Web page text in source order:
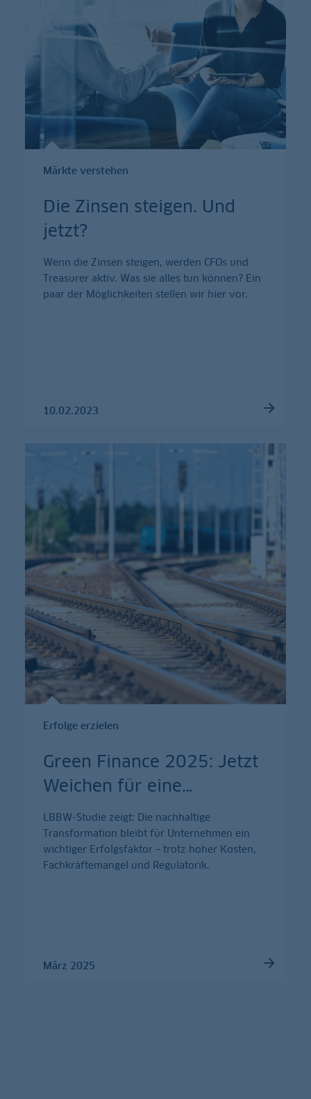
Märkte verstehen
Die Zinsen steigen. Und
jetzt?
Wenn die Zinsen steigen, werden CFOs und
Treasurer aktiv. Was sie alles tun können? Ein
paar der Möglichkeiten stellen wir hier vor.
10.02.2023
Erfolge erzielen
Green Finance 2025: Jetzt
Weichen für eine…
LBBW-Studie zeigt: Die nachhaltige
Transformation bleibt für Unternehmen ein
wichtiger Erfolgsfaktor – trotz hoher Kosten,
Fachkräftemangel und Regulatorik.
März 2025